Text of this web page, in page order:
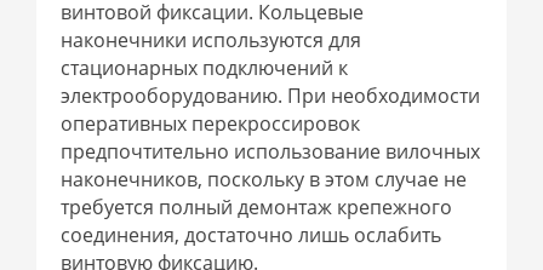
винтовой фиксации. Кольцевые
наконечники используются для
стационарных подключений к
электрооборудованию. При необходимости
оперативных перекроссировок
предпочтительно использование вилочных
наконечников, поскольку в этом случае не
требуется полный демонтаж крепежного
соединения, достаточно лишь ослабить
винтовую фиксацию.